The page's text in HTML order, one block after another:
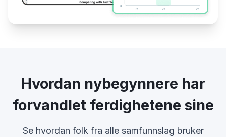
Hvordan nybegynnere har
forvandlet ferdighetene sine
Se hvordan folk fra alle samfunnslag bruker